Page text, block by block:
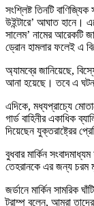
সংশ্লিষ্ট তিনটি
উইন্টারে’ আঘাত হানে।
সালেম’ নামের আরেকটি
ড্রোন হামলার ফলেই এ
অ্যামব্রে জানিয়েছে,
আনা হয়েছে। তবে এ
এদিকে, মধ্যপ্রাচ্যে
গার্ড বাহিনীর একাধিক
দিয়েছেন যুক্তরাষ্ট্রের
বুধবার মার্কিন
তেহরানকে এর জন্য চরম
জর্ডানে মার্কিন সামরিক
ট্রাম্প বলেন, আমরা